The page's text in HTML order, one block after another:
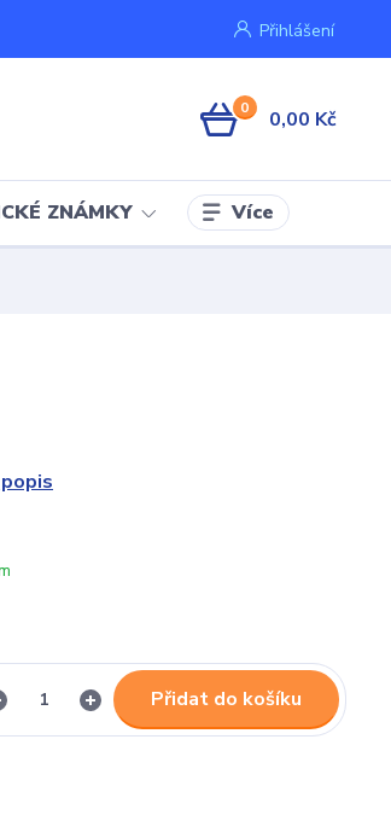
Přihlášení
0 0,00 Kč
ZNÁMKY Více
Přidat do košíku